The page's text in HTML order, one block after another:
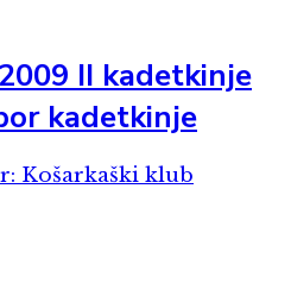
II kadetkinje
kadetkinje
Košarkaški klub